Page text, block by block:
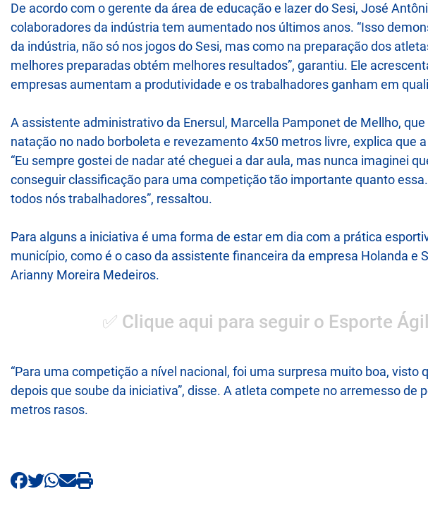
De acordo com o gerente da área de educação e lazer do Sesi, José
colaboradores da indústria tem aumentado nos últimos anos. “Isso
da indústria, não só nos jogos do Sesi, mas como na preparação dos
melhores preparadas obtém melhores resultados”, garantiu. Ele
empresas aumentam a produtividade e os trabalhadores ganham em
A assistente administrativo da Enersul, Marcella Pamponet de Mellho,
natação no nado borboleta e revezamento 4x50 metros livre, explica que
“Eu sempre gostei de nadar até cheguei a dar aula, mas nunca imaginei
conseguir classificação para uma competição tão importante quanto
todos nós trabalhadores”, ressaltou.
Para alguns a iniciativa é uma forma de estar em dia com a prática
município, como é o caso da assistente financeira da empresa Holanda e
Arianny Moreira Medeiros.
✅ Clique aqui para seguir o Esporte
“Para uma competição a nível nacional, foi uma surpresa muito boa, visto
depois que soube da iniciativa”, disse. A atleta compete no arremesso de
metros rasos.